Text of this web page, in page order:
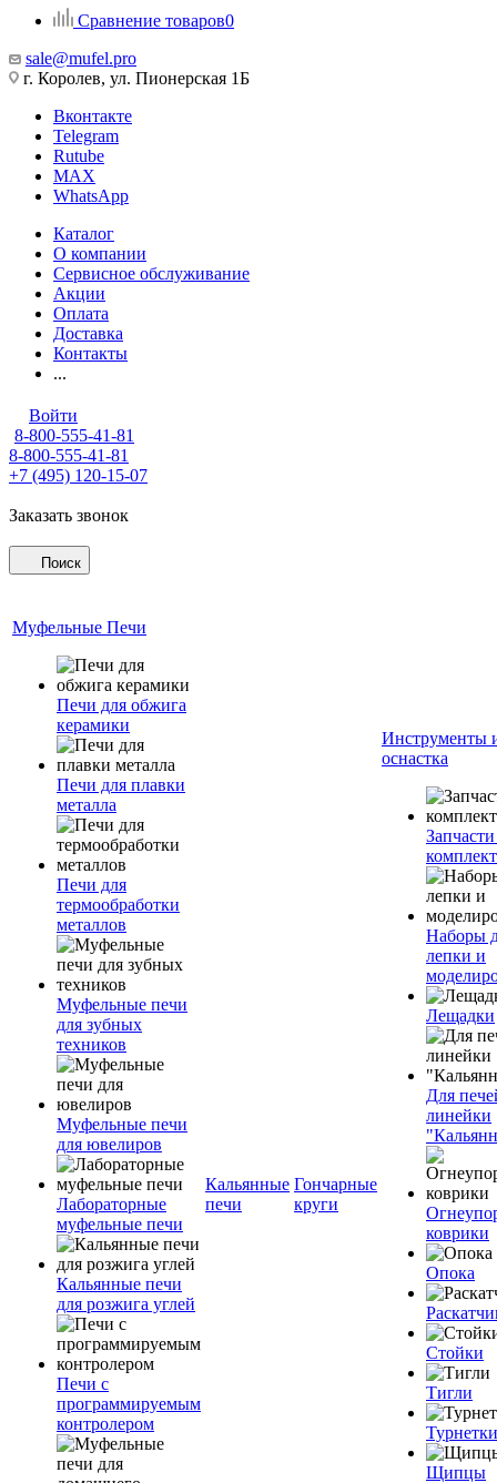
Сравнение товаров0
sale@mufel.pro
г. Королев, ул. Пионерская 1Б
Вконтакте
Telegram
Rutube
MAX
WhatsApp
Каталог
О компании
Сервисное обслуживание
Акции
Оплата
Доставка
Контакты
...
Войти
8-800-555-41-81
8-800-555-41-81
+7 (495) 120-15-07
Заказать звонок
Поиск
Муфельные Печи
Печи для обжига
керамики
Печи для плавки
металла
Печи для
термообработки
металлов
Муфельные печи
для зубных
техников
Муфельные печи
для ювелиров
Лабораторные
муфельные печи
Кальянные печи
для розжига углей
Печи с
программируемым
контролером
Кальянные
печи
Гончарные
круги
Инструменты
оснастка
Наборы
лепки и
Лещадки
Для
линейки
коврики
Опока
Стойки
Тигли
Турнетки
Щипцы